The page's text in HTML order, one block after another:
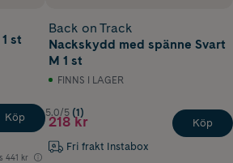
st
441 kr
Köp
Back on Track
Nackskydd med spänne Svart
M 1 st
FINNS I LAGER
5.0/5 (1)
218 kr
Fri frakt Instabox
Köp